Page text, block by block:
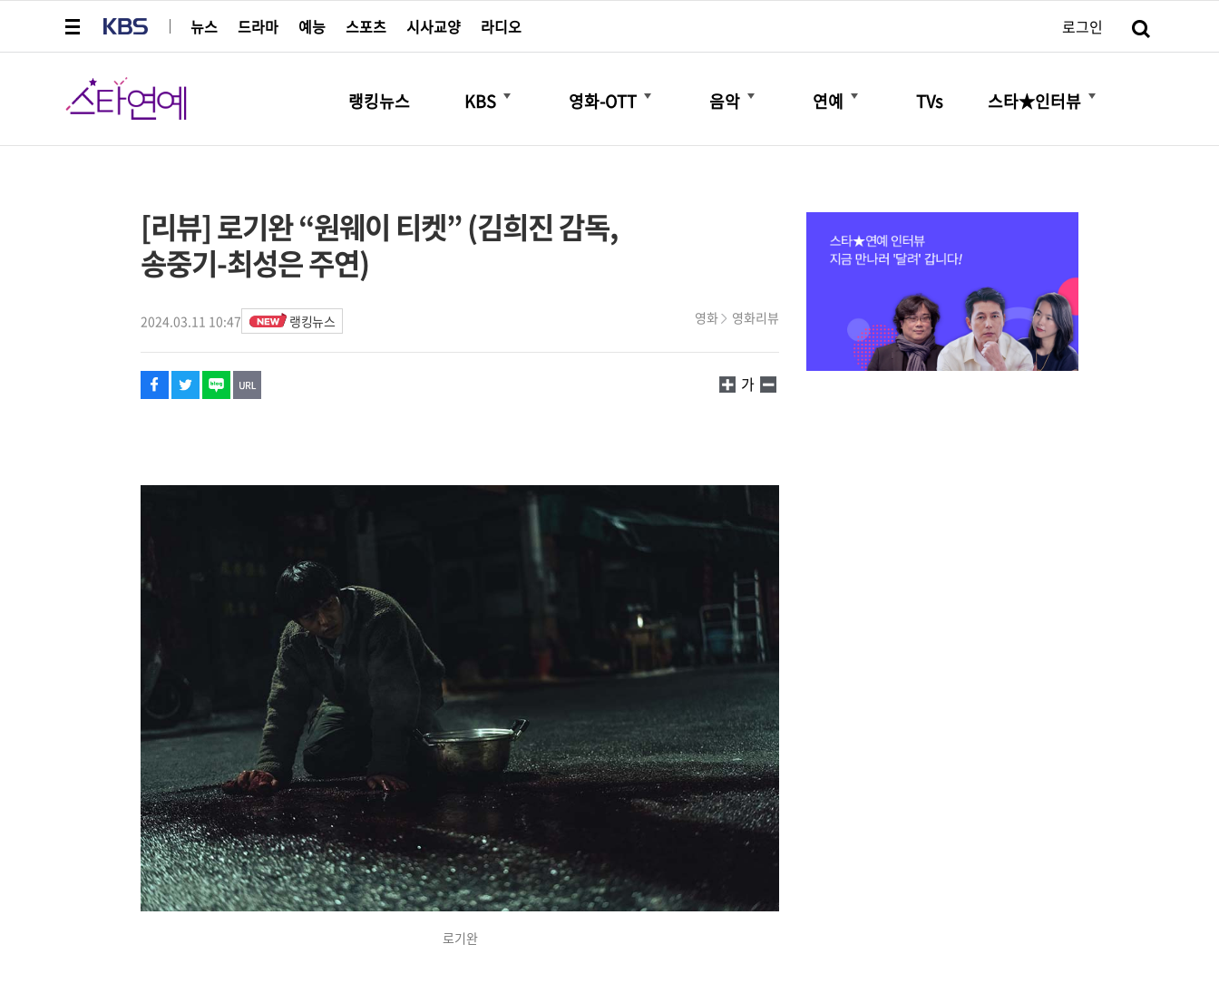
뉴스
드라마 예능 스포츠 시사교양 라디오 로그인
스타연예
랭킹뉴스 KBS
더보기
영화-OTT
더보기
음악
더보기
연예
더보기
TVs 스타★인터뷰
더보기
[리뷰] 로기완 “원웨이 티켓” (김희진 감독,
송중기-최성은 주연)
2024.03.11 10:47 랭킹뉴스 영화 영화리뷰
페이스북
트위터
네이버
URL복사
글씨 작게보기
가
글씨 크게보기
로기완
해시태그